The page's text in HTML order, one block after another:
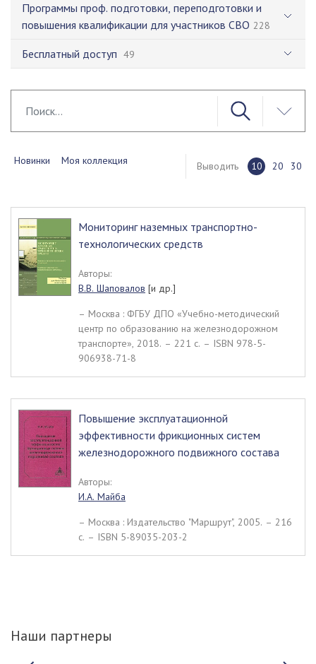
Программы проф. подготовки, переподготовки и
повышения квалификации для участников СВО 228
Бесплатный доступ 49
Новинки Моя коллекция Выводить 10 20 30
Мониторинг наземных транспортно-
технологических средств
Авторы:
В.В. Шаповалов [и др.]
– Москва : ФГБУ ДПО «Учебно-методический
центр по образованию на железнодорожном
транспорте», 2018. – 221 c. – ISBN 978-5-
906938-71-8
Повышение эксплуатационной
эффективности фрикционных систем
железнодорожного подвижного состава
Авторы:
И.А. Майба
– Москва : Издательство "Маршрут", 2005. – 216
c. – ISBN 5-89035-203-2
Наши партнеры